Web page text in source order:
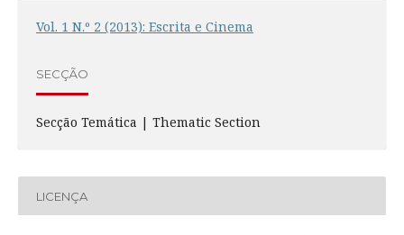
Vol. 1 N.º 2 (2013): Escrita e Cinema
SECÇÃO
Secção Temática | Thematic Section
LICENÇA